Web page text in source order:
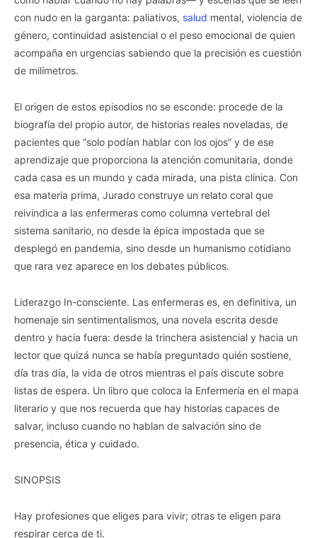
con nudo en la garganta: paliativos, salud mental, violencia de
género, continuidad asistencial o el peso emocional de quien
acompaña en urgencias sabiendo que la precisión es cuestión
de milímetros.
El origen de estos episodios no se esconde: procede de la
biografía del propio autor, de historias reales noveladas, de
pacientes que “solo podían hablar con los ojos” y de ese
aprendizaje que proporciona la atención comunitaria, donde
cada casa es un mundo y cada mirada, una pista clínica. Con
esa materia prima, Jurado construye un relato coral que
reivindica a las enfermeras como columna vertebral del
sistema sanitario, no desde la épica impostada que se
desplegó en pandemia, sino desde un humanismo cotidiano
que rara vez aparece en los debates públicos.
Liderazgo In-consciente. Las enfermeras es, en definitiva, un
homenaje sin sentimentalismos, una novela escrita desde
dentro y hacia fuera: desde la trinchera asistencial y hacia un
lector que quizá nunca se había preguntado quién sostiene,
día tras día, la vida de otros mientras el país discute sobre
listas de espera. Un libro que coloca la Enfermería en el mapa
literario y que nos recuerda que hay historias capaces de
salvar, incluso cuando no hablan de salvación sino de
presencia, ética y cuidado.
SINOPSIS
Hay profesiones que eliges para vivir; otras te eligen para
respirar cerca de ti.